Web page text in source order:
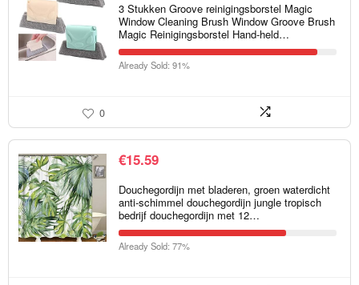
3 Stukken Groove reinigingsborstel Magic
Window Cleaning Brush Window Groove Brush
Magic Reinigingsborstel Hand-held…
Already Sold: 91%
0
€15.59
Douchegordijn met bladeren, groen waterdicht
anti-schimmel douchegordijn jungle tropisch
bedrijf douchegordijn met 12…
Already Sold: 77%